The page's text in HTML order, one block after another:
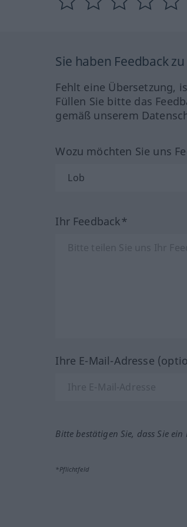
Sie haben Feedback
Fehlt eine Übersetzung,
Füllen Sie bitte das
gemäß unserem
Wozu möchten Sie uns
Ihr Feedback*
Ihre E-Mail-Adresse
Bitte bestätigen Sie, dass Sie
*Pflichtfeld